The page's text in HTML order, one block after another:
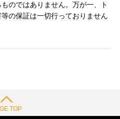
のではありません。万が一、ト
の保証は一切行っておりません
TOP